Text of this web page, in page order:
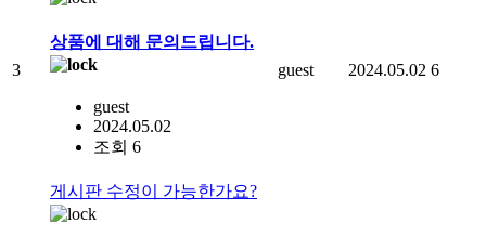
3
상품에 대해 문의드립니다.
guest
2024.05.02
조회 6
guest 2024.05.02 6
게시판 수정이 가능한가요?